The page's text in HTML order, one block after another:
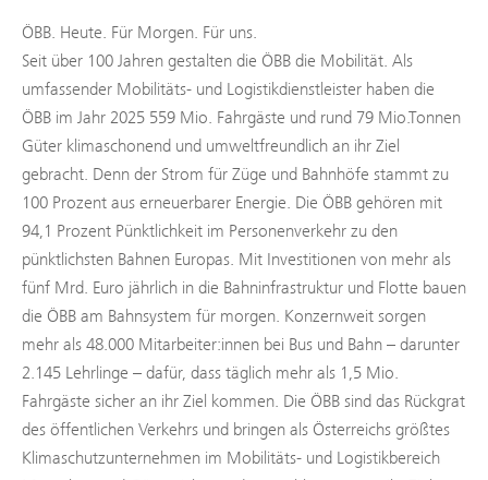
ÖBB. Heute. Für Morgen. Für uns.
Seit über 100 Jahren gestalten die ÖBB die Mobilität. Als
umfassender Mobilitäts- und Logistikdienstleister haben die
ÖBB im Jahr 2025 559 Mio. Fahrgäste und rund 79 Mio.Tonnen
Güter klimaschonend und umweltfreundlich an ihr Ziel
gebracht. Denn der Strom für Züge und Bahnhöfe stammt zu
100 Prozent aus erneuerbarer Energie. Die ÖBB gehören mit
94,1 Prozent Pünktlichkeit im Personenverkehr zu den
pünktlichsten Bahnen Europas. Mit Investitionen von mehr als
fünf Mrd. Euro jährlich in die Bahninfrastruktur und Flotte bauen
die ÖBB am Bahnsystem für morgen. Konzernweit sorgen
mehr als 48.000 Mitarbeiter:innen bei Bus und Bahn – darunter
2.145 Lehrlinge – dafür, dass täglich mehr als 1,5 Mio.
Fahrgäste sicher an ihr Ziel kommen. Die ÖBB sind das Rückgrat
des öffentlichen Verkehrs und bringen als Österreichs größtes
Klimaschutzunternehmen im Mobilitäts- und Logistikbereich